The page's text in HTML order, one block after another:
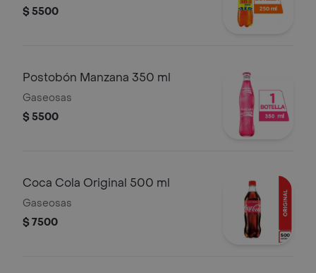
$ 5500
Postobón Manzana 350 ml
Gaseosas
$ 5500
Coca Cola Original 500 ml
Gaseosas
$ 7500